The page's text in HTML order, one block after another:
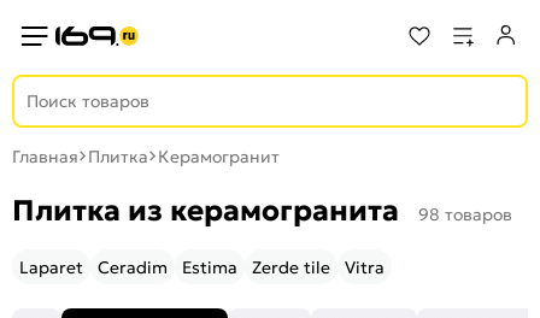
Главная Плитка Керамогранит
Плитка из керамогранита 98 товаров
Laparet Ceradim Estima Zerde tile Vitra